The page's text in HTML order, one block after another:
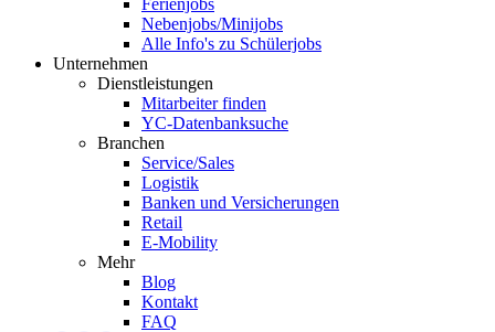
Ferienjobs
Nebenjobs/Minijobs
Alle Info's zu Schülerjobs
Unternehmen
Dienstleistungen
Mitarbeiter finden
YC-Datenbanksuche
Branchen
Service/Sales
Logistik
Banken und Versicherungen
Retail
E-Mobility
Mehr
Blog
Kontakt
FAQ